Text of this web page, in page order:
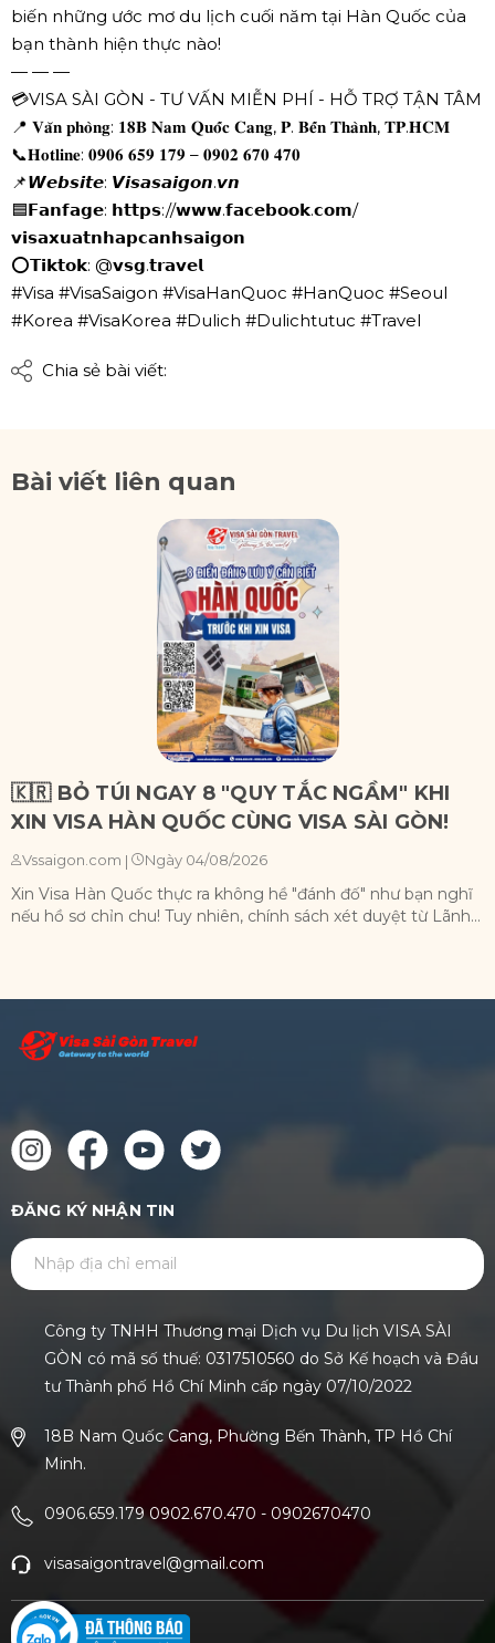
biến những ước mơ du lịch cuối năm tại Hàn Quốc của
bạn thành hiện thực nào!
— — —
💳VISA SÀI GÒN - TƯ VẤN MIỄN PHÍ - HỖ TRỢ TẬN TÂM
📍 𝐕𝐚̆𝐧 𝐩𝐡𝐨̀𝐧𝐠: 𝟏𝟖𝐁 𝐍𝐚𝐦 𝐐𝐮𝐨̂́𝐜 𝐂𝐚𝐧𝐠, 𝐏. 𝐁𝐞̂́𝐧 𝐓𝐡𝐚̀𝐧𝐡, 𝐓𝐏.𝐇𝐂𝐌
📞𝐇𝐨𝐭𝐥𝐢𝐧𝐞: 𝟎𝟗𝟎𝟔 𝟔𝟓𝟗 𝟏𝟕𝟗 – 𝟎𝟗𝟎𝟐 𝟔𝟕𝟎 𝟒𝟕𝟎
📌𝙒𝙚𝙗𝙨𝙞𝙩𝙚: 𝙑𝙞𝙨𝙖𝙨𝙖𝙞𝙜𝙤𝙣.𝙫𝙣
🟦𝗙𝗮𝗻𝗳𝗮𝗴𝗲: 𝗵𝘁𝘁𝗽𝘀://𝘄𝘄𝘄.𝗳𝗮𝗰𝗲𝗯𝗼𝗼𝗸.𝗰𝗼𝗺/
𝘃𝗶𝘀𝗮𝘅𝘂𝗮𝘁𝗻𝗵𝗮𝗽𝗰𝗮𝗻𝗵𝘀𝗮𝗶𝗴𝗼𝗻
⭕𝗧𝗶𝗸𝘁𝗼𝗸: @𝘃𝘀𝗴.𝘁𝗿𝗮𝘃𝗲𝗹
#Visa #VisaSaigon #VisaHanQuoc #HanQuoc #Seoul
#Korea #VisaKorea #Dulich #Dulichtutuc #Travel
Chia sẻ bài viết:
Bài viết liên quan
🇰🇷 BỎ TÚI NGAY 8 "QUY TẮC NGẦM" KHI
XIN VISA HÀN QUỐC CÙNG VISA SÀI GÒN!
Vssaigon.com | Ngày 04/08/2026
Xin Visa Hàn Quốc thực ra không hề "đánh đố" như bạn nghĩ
nếu hồ sơ chỉn chu! Tuy nhiên, chính sách xét duyệt từ Lãnh...
ĐĂNG KÝ NHẬN TIN
Công ty TNHH Thương mại Dịch vụ Du lịch VISA SÀI
GÒN có mã số thuế: 0317510560 do Sở Kế hoạch và Đầu
tư Thành phố Hồ Chí Minh cấp ngày 07/10/2022
18B Nam Quốc Cang, Phường Bến Thành, TP Hồ Chí
Minh.
0906.659.179 0902.670.470 - 0902670470
visasaigontravel@gmail.com